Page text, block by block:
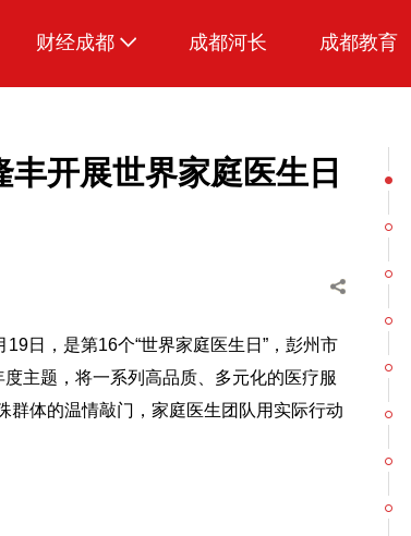
财经成都 成都河长 成都教育
开展世界家庭医生日
日，是第16个“世界家庭医生日”，彭州市
主题，将一系列高品质、多元化的医疗服
群体的温情敲门，家庭医生团队用实际行动